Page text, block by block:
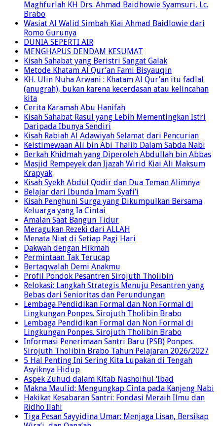
Maghfurlah KH Drs. Ahmad Baidhowie Syamsuri, Lc.
Brabo
Wasiat Al Walid Simbah Kiai Ahmad Baidlowie dari
Romo Gurunya
DUNIA SEPERTI AIR
MENGHAPUS DENDAM KESUMAT
Kisah Sahabat yang Beristri Sangat Galak
Metode Khatam Al Qur’an Fami Bisyauqin
KH. Ulin Nuha Arwani : Khatam Al Qur’an itu fadlal
(anugrah), bukan karena kecerdasan atau kelincahan
kita
Cerita Karamah Abu Hanifah
Kisah Sahabat Rasul yang Lebih Mementingkan Istri
Daripada Ibunya Sendiri
Kisah Rabiah Al Adawiyah Selamat dari Pencurian
Keistimewaan Ali bin Abi Thalib Dalam Sabda Nabi
Berkah Khidmah yang Diperoleh Abdullah bin Abbas
Masjid Rempeyek dan Ijazah Wirid Kiai Ali Maksum
Krapyak
Kisah Syekh Abdul Qodir dan Dua Teman Alimnya
Belajar dari Ibunda Imam Syafi’i
Kisah Penghuni Surga yang Dikumpulkan Bersama
Keluarga yang Ia Cintai
Amalan Saat Bangun Tidur
Meragukan Rezeki dari ALLAH
Menata Niat di Setiap Pagi Hari
Dakwah dengan Hikmah
Permintaan Tak Terucap
Bertaqwalah Demi Anakmu
Profil Pondok Pesantren Sirojuth Tholibin
Relokasi: Langkah Strategis Menuju Pesantren yang
Bebas dari Senioritas dan Perundungan
Lembaga Pendidikan Formal dan Non Formal di
Lingkungan Ponpes. Sirojuth Tholibin Brabo
Lembaga Pendidikan Formal dan Non Formal di
Lingkungan Ponpes. Sirojuth Tholibin Brabo
Informasi Penerimaan Santri Baru (PSB) Ponpes.
Sirojuth Tholibin Brabo Tahun Pelajaran 2026/2027
5 Hal Penting Ini Sering Kita Lupakan di Tengah
Asyiknya Hidup
Aspek Zuhud dalam Kitab Nashoihul ‘Ibad
Makna Maulid: Mengungkap Cinta pada Kanjeng Nabi
Hakikat Kesabaran Santri: Fondasi Meraih Ilmu dan
Ridho Ilahi
Tiga Pesan Sayyidina Umar: Menjaga Lisan, Bersikap